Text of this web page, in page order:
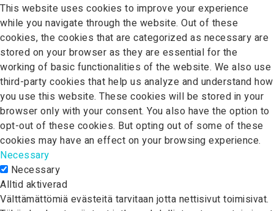
This website uses cookies to improve your experience
while you navigate through the website. Out of these
cookies, the cookies that are categorized as necessary are
stored on your browser as they are essential for the
working of basic functionalities of the website. We also use
third-party cookies that help us analyze and understand how
you use this website. These cookies will be stored in your
browser only with your consent. You also have the option to
opt-out of these cookies. But opting out of some of these
cookies may have an effect on your browsing experience.
Necessary
Necessary
Alltid aktiverad
Välttämättömiä evästeitä tarvitaan jotta nettisivut toimisivat.